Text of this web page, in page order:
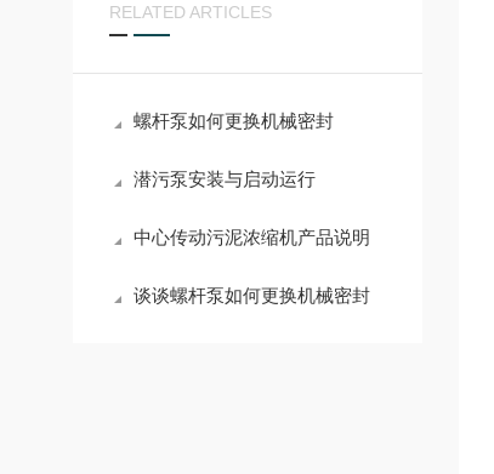
RELATED ARTICLES
螺杆泵如何更换机械密封
潜污泵安装与启动运行
中心传动污泥浓缩机产品说明
谈谈螺杆泵如何更换机械密封